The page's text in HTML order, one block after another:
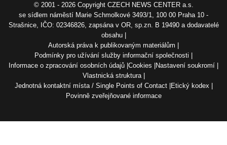
© 2001 - 2026 Copyright CZECH NEWS CENTER a.s.
se sídlem náměstí Marie Schmolkové 3493/1, 100 00 Praha 10 -
Strašnice, IČO: 02346826, zapsána v OR, sp.zn. B 19490 a dodavatelé
obsahu
Autorská práva k publikovaným materiálům
Podmínky pro užívání služby informační společnosti
Informace o zpracování osobních údajů Cookies Nastavení soukromí
Vlastnická struktura
Jednotná kontaktní místa / Single Points of Contact Etický kodex
Povinně zveřejňované informace